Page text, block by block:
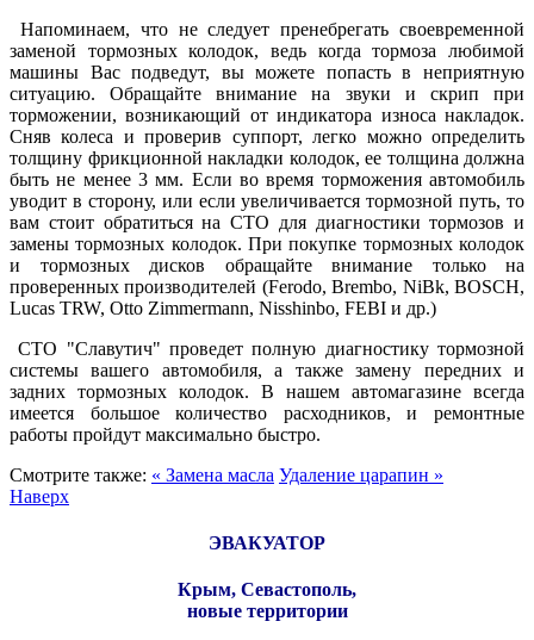
Напоминаем, что не следует пренебрегать своевременной
заменой тормозных колодок, ведь когда тормоза любимой
машины Вас подведут, вы можете попасть в неприятную
ситуацию. Обращайте внимание на звуки и скрип при
торможении, возникающий от индикатора износа накладок.
Сняв колеса и проверив суппорт, легко можно определить
толщину фрикционной накладки колодок, ее толщина должна
быть не менее 3 мм. Если во время торможения автомобиль
уводит в сторону, или если увеличивается тормозной путь, то
вам стоит обратиться на СТО для диагностики тормозов и
замены тормозных колодок. При покупке тормозных колодок
и тормозных дисков обращайте внимание только на
проверенных производителей (Ferodo, Brembo, NiBk, BOSCH,
Lucas TRW, Otto Zimmermann, Nisshinbo, FEBI и др.)
СТО "Славутич" проведет полную диагностику тормозной
системы вашего автомобиля, а также замену передних и
задних тормозных колодок. В нашем автомагазине всегда
имеется большое количество расходников, и ремонтные
работы пройдут максимально быстро.
Смотрите также: « Замена масла Удаление царапин »
Наверх
ЭВАКУАТОР
Крым, Севастополь,
новые территории